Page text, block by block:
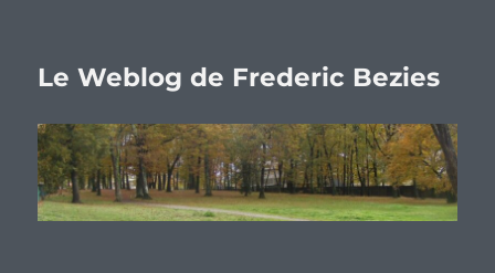
Le Weblog de Frederic Bezies